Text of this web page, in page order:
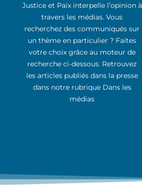
Justice et Paix interpelle l’opinion à
travers les médias. Vous
recherchez des communiqués sur
un thème en particulier ? Faites
votre choix grâce au moteur de
recherche ci-dessous. Retrouvez
les articles publiés dans la presse
dans notre rubrique Dans les
médias